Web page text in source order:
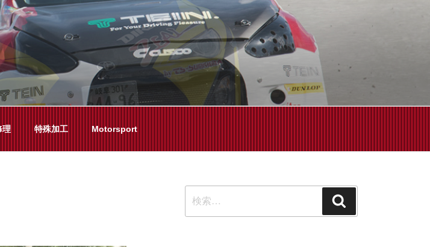
することならジャンルフリーでお任せください!
理 特殊加工 Motorsport
索:
索